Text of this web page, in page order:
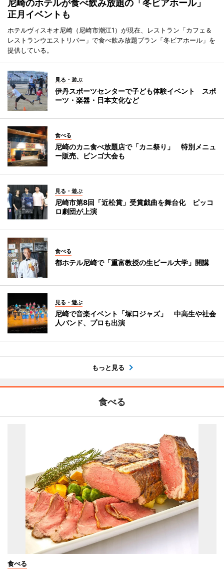
尼崎のホテルが食べ飲み放題の「冬ビアホール」
正月イベントも
ホテルヴィスキオ尼崎（尼崎市潮江1）が現在、レストラン「カフェ＆
レストランウエストリバー」で食べ飲み放題プラン「冬ビアホール」を
提供している。
見る・遊ぶ
伊丹スポーツセンターで子ども体験イベント スポ
ーツ・楽器・日本文化など
食べる
尼崎のカニ食べ放題店で「カニ祭り」 特別メニュ
ー販売、ビンゴ大会も
見る・遊ぶ
尼崎市第8回「近松賞」受賞戯曲を舞台化 ピッコ
ロ劇団が上演
食べる
都ホテル尼崎で「重富教授の生ビール大学」開講
見る・遊ぶ
尼崎で音楽イベント「塚口ジャズ」 中高生や社会
人バンド、プロも出演
もっと見る
食べる
食べる